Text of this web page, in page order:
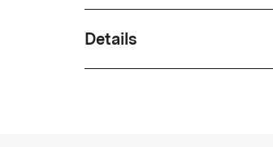
Details